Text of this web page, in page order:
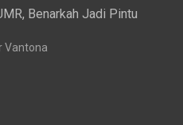
Benarkah Jadi Pintu
Vantona